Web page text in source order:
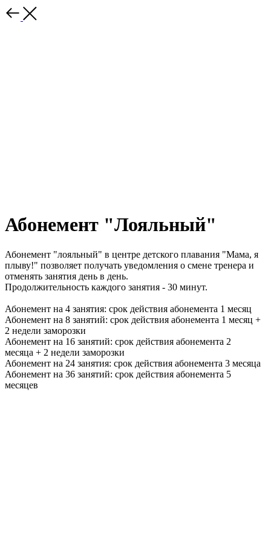
Абонемент "Лояльный"
Абонемент "лояльный" в центре детского плавания "Мама, я
плыву!" позволяет получать уведомления о смене тренера и
отменять занятия день в день.
Продолжительность каждого занятия - 30 минут.
Абонемент на 4 занятия: срок действия абонемента 1 месяц
Абонемент на 8 занятий: срок действия абонемента 1 месяц +
2 недели заморозки
Абонемент на 16 занятий: срок действия абонемента 2
месяца + 2 недели заморозки
Абонемент на 24 занятия: срок действия абонемента 3 месяца
Абонемент на 36 занятий: срок действия абонемента 5
месяцев